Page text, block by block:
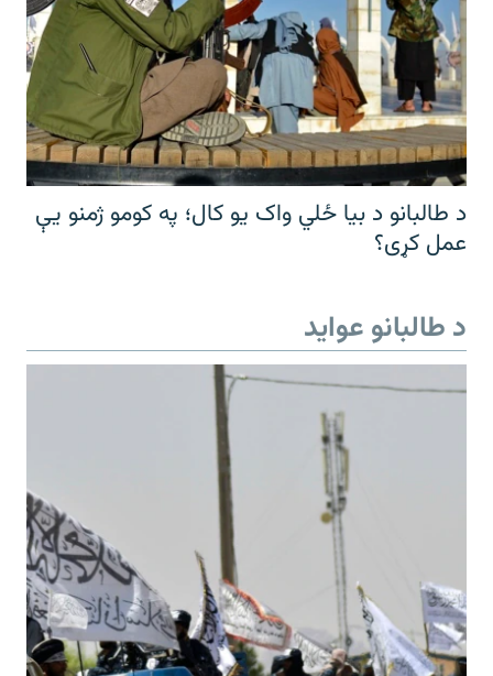
د طالبانو د بیا ځلي واک یو کال؛ په کومو ژمنو یې
عمل کړی؟
د طالبانو عواید